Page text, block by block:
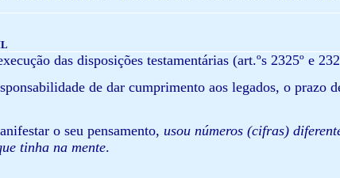
das disposições testamentárias (art.ºs 2325º e
de dar cumprimento aos legados, o prazo
o seu pensamento, usou números (cifras)
tinha na mente.